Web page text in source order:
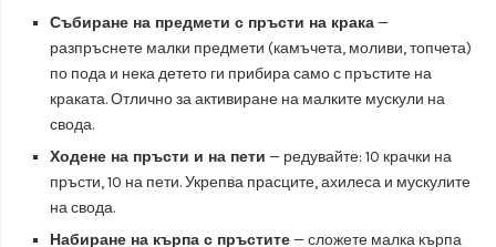
Събиране на предмети с пръсти на крака—
разпръснете малки предмети (камъчета, моливи, топчета)
по пода и нека детето ги прибира само с пръстите на
краката. Отлично за активиране на малките мускули на
свода.
Ходене на пръсти и на пети — редувайте: 10 крачки на
пръсти, 10 на пети. Укрепва прасците, ахилеса и мускулите
на свода.
Набиране на кърпа с пръстите— сложете малка кърпа